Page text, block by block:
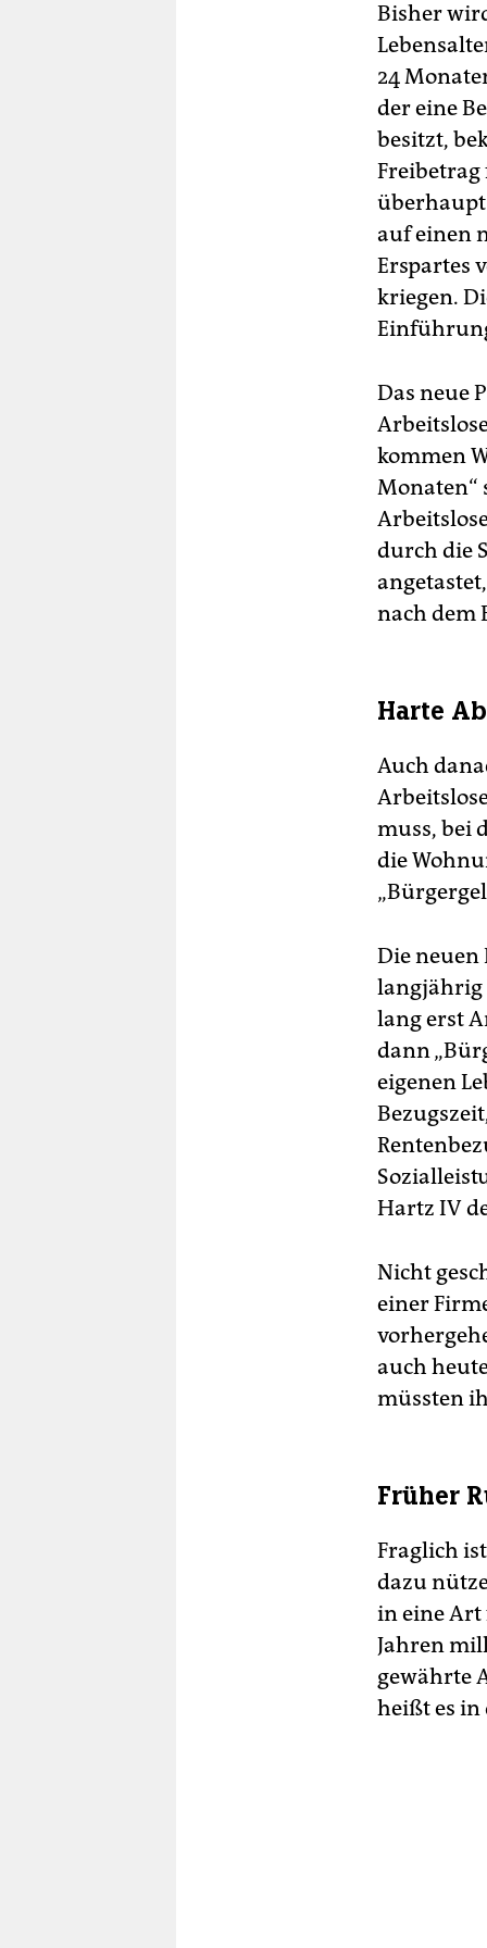
Bisher
24
der eine
besitzt,
überhaupt
auf einen
Erspartes
kriegen.
Das neue
kommen
Monaten“
durch die
nach dem
Harte
Auch
muss, bei
die
Die neuen
langjährig
lang erst
dann
eigenen
Hartz IV
Nicht
einer
auch
müssten
Früher
Fraglich
dazu
in eine Art
Jahren
gewährte
heißt es in